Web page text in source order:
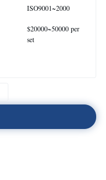
ISO9001~2000
$20000~50000 per
set